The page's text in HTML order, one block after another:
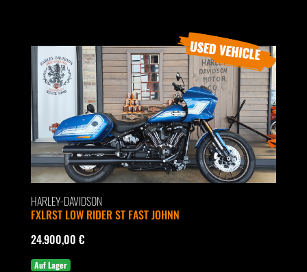
HARLEY-DAVIDSON
FXLRST LOW RIDER ST FAST JOHNN
24.900,00 €
Auf Lager